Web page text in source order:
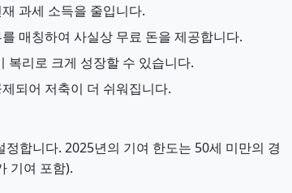
과세 소득을 줄입니다.
매칭하여 사실상 무료 돈을 제공합니다.
복리로 크게 성장할 수 있습니다.
되어 저축이 더 쉬워집니다.
합니다. 2025년의 기여 한도는 50세 미만의 경
기여 포함).